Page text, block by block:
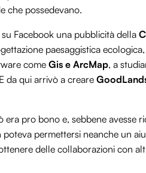
che possedevano.
Facebook una pubblicità della
paesaggistica
come Gis e ArcMap, a
da qui arrivò a creare
pro bono e, sebbene avesse
permettersi neanche un
delle collaborazioni con